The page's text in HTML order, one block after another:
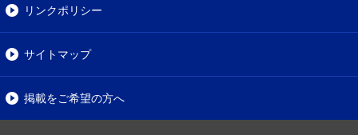
リンクポリシー
サイトマップ
掲載をご希望の方へ